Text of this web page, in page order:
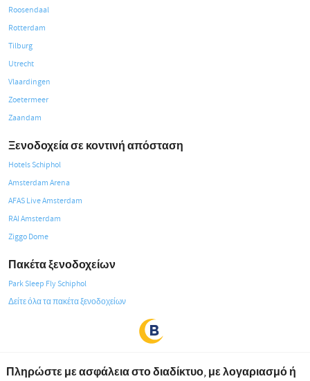
Roosendaal
Rotterdam
Tilburg
Utrecht
Vlaardingen
Zoetermeer
Zaandam
Ξενοδοχεία σε κοντινή απόσταση
Hotels Schiphol
Amsterdam Arena
AFAS Live Amsterdam
RAI Amsterdam
Ziggo Dome
Πακέτα ξενοδοχείων
Park Sleep Fly Schiphol
Δείτε όλα τα πακέτα ξενοδοχείων
Πληρώστε με ασφάλεια στο διαδίκτυο, με λογαριασμό ή